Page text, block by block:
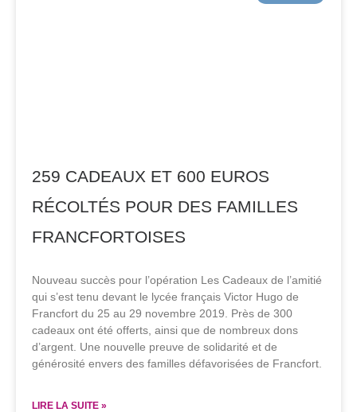
259 CADEAUX ET 600 EUROS
RÉCOLTÉS POUR DES FAMILLES
FRANCFORTOISES
Nouveau succès pour l’opération Les Cadeaux de l’amitié
qui s’est tenu devant le lycée français Victor Hugo de
Francfort du 25 au 29 novembre 2019. Près de 300
cadeaux ont été offerts, ainsi que de nombreux dons
d’argent. Une nouvelle preuve de solidarité et de
générosité envers des familles défavorisées de Francfort.
LIRE LA SUITE »